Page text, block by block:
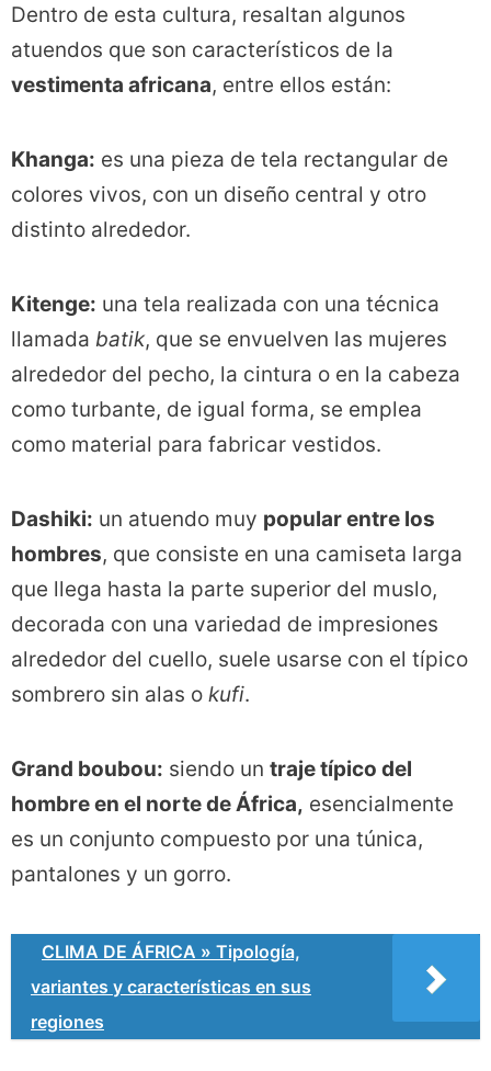
Dentro de esta cultura, resaltan algunos
atuendos que son característicos de la
vestimenta africana, entre ellos están:
Khanga: es una pieza de tela rectangular de
colores vivos, con un diseño central y otro
distinto alrededor.
Kitenge: una tela realizada con una técnica
llamada batik, que se envuelven las mujeres
alrededor del pecho, la cintura o en la cabeza
como turbante, de igual forma, se emplea
como material para fabricar vestidos.
Dashiki: un atuendo muy popular entre los
hombres, que consiste en una camiseta larga
que llega hasta la parte superior del muslo,
decorada con una variedad de impresiones
alrededor del cuello, suele usarse con el típico
sombrero sin alas o kufi.
Grand boubou: siendo un traje típico del
hombre en el norte de África, esencialmente
es un conjunto compuesto por una túnica,
pantalones y un gorro.
CLIMA DE ÁFRICA » Tipología,
variantes y características en sus
regiones